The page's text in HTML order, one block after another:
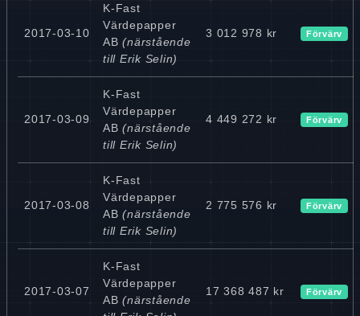
2017-03-10
K-Fast
Värdepapper
AB (närstående
till Erik Selin)
3 012 978 kr Förvärv
2017-03-09
K-Fast
Värdepapper
AB (närstående
till Erik Selin)
4 449 272 kr Förvärv
2017-03-08
K-Fast
Värdepapper
AB (närstående
till Erik Selin)
2 775 576 kr Förvärv
2017-03-07
K-Fast
Värdepapper
AB (närstående
17 368 487 kr Förvärv